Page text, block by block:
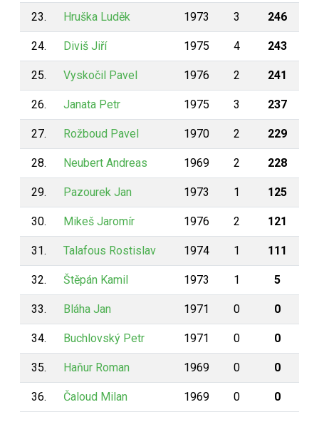
23. Hruška Luděk 1973 3 246
24. Diviš Jiří 1975 4 243
25. Vyskočil Pavel 1976 2 241
26. Janata Petr 1975 3 237
27. Rožboud Pavel 1970 2 229
28. Neubert Andreas 1969 2 228
29. Pazourek Jan 1973 1 125
30. Mikeš Jaromír 1976 2 121
31. Talafous Rostislav 1974 1 111
32. Štěpán Kamil 1973 1 5
33. Bláha Jan 1971 0 0
34. Buchlovský Petr 1971 0 0
35. Haňur Roman 1969 0 0
36. Čaloud Milan 1969 0 0